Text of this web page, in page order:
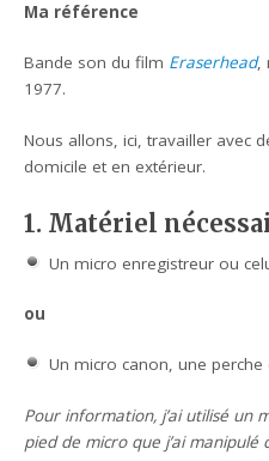
Ma référence
Bande son du film Eraserhead,
1977.
Nous allons, ici, travailler avec
domicile et en extérieur.
1. Matériel
Un micro enregistreur ou
ou
Un micro canon, une perche
Pour information, j’ai utilisé un
pied de micro que j’ai manipulé